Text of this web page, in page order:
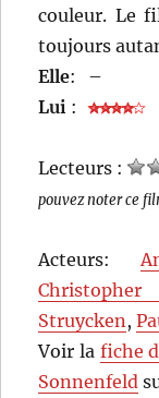
couleur. Le
toujours
Elle:
–
Lui :
Lecteurs :
pouvez noter ce
Acteurs:
Struycken ,
Voir la fiche
Sonnenfeld